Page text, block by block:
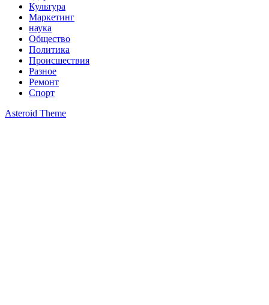
Культура
Маркетинг
наука
Общество
Политика
Происшествия
Разное
Ремонт
Спорт
Asteroid Theme